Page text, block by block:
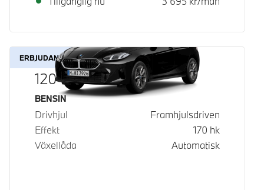
ERBJUDANDE
120
Bränsle
BENSIN
Drivhjul
Framhjulsdriven
Effekt
170 hk
Växellåda
Automatisk